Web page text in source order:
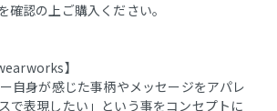
認の上ご購入ください。
】
自身が感じた事柄やメッセージをアパレ
で表現したい」という事をコンセプトに